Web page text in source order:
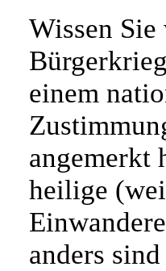
Wissen Sie
einem
angemerkt
heilige
anders